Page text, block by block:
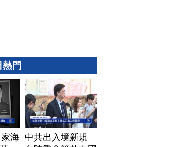
熱門
海 中共出入境新規